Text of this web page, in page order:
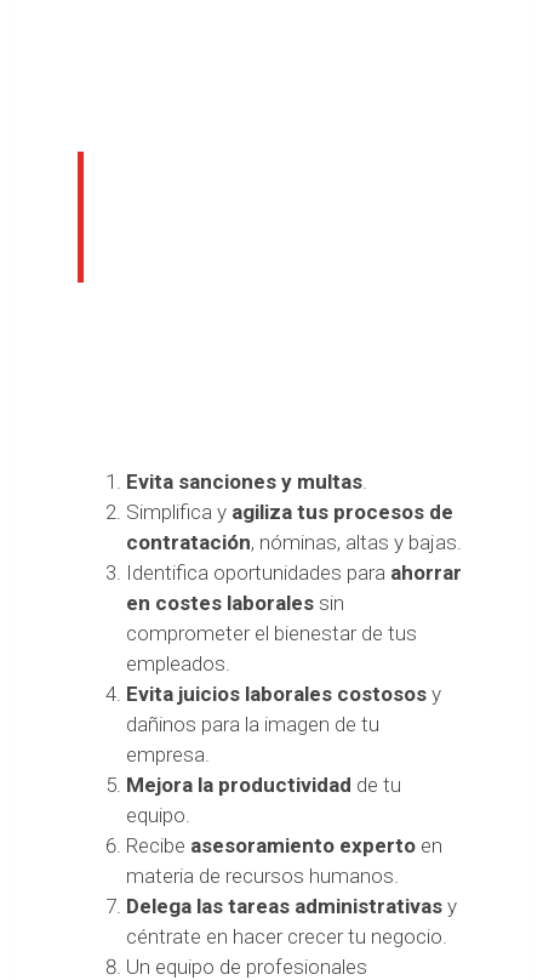
Evita sanciones y multas
Simplifica y agiliza tus procesos de
contratación, nóminas, altas y bajas.
Identifica oportunidades para ahorrar
en costes laborales sin
comprometer el bienestar de tus
empleados.
Evita juicios laborales costosos y
dañinos para la imagen de tu
empresa.
Mejora la productividad de tu
equipo.
Recibe asesoramiento experto en
materia de recursos humanos.
Delega las tareas administrativas y
céntrate en hacer crecer tu negocio.
Un equipo de profesionales